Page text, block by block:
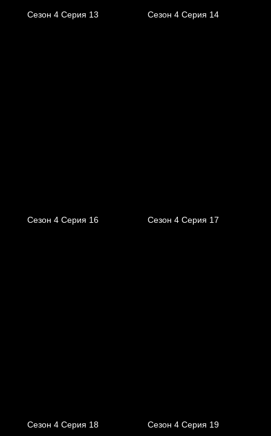
Сезон 4 Серия 13 Сезон 4 Серия 14
Сезон 4 Серия 16 Сезон 4 Серия 17
Сезон 4 Серия 18 Сезон 4 Серия 19